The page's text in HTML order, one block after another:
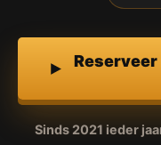
Sinds 2021 ieder